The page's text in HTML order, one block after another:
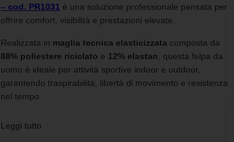
– cod. PR1031 è una soluzione professionale pensata per
offrire comfort, visibilità e prestazioni elevate.
Realizzata in maglia tecnica elasticizzata composta da
88% poliestere riciclato e 12% elastan , questa felpa da
uomo è ideale per attività sportive indoor e outdoor,
garantendo traspirabilità, libertà di movimento e resistenza
nel tempo.
durante l’allenamento, mentre il
Leggi tutto